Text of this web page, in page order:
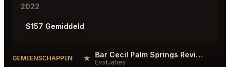
2022
$157 Gemiddeld
GEMEENSCHAPPEN ★ Bar Cecil Palm Springs Reviews
Evaluaties